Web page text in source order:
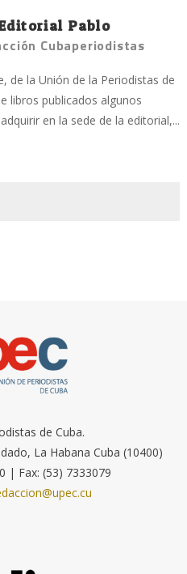
Pablo
Cubaperiodistas
de la Unión de la Periodistas de
libros publicados algunos
en la sede de la editorial,...
de Cuba.
La Habana Cuba (10400)
| Fax: (53) 7333079